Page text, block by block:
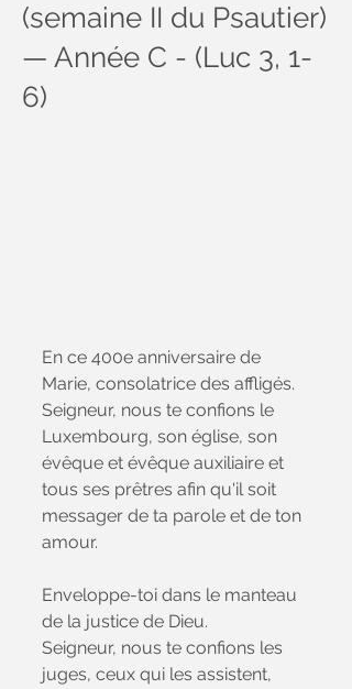
(semaine II du Psautier)
— Année C - (Luc 3, 1-
6)
En ce 400e anniversaire de
Marie, consolatrice des affligés.
Seigneur, nous te confions le
Luxembourg, son église, son
évêque et évêque auxiliaire et
tous ses prêtres afin qu'il soit
messager de ta parole et de ton
amour.
Enveloppe-toi dans le manteau
de la justice de Dieu.
Seigneur, nous te confions les
juges, ceux qui les assistent,